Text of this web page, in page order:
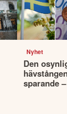
Nyhet
Den
sparande